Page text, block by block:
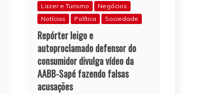
Lazer e Turismo
Negócios
Notícias
Política Sociedade
Repórter leigo e
autoproclamado defensor do
consumidor divulga vídeo da
AABB-Sapé fazendo falsas
acusações